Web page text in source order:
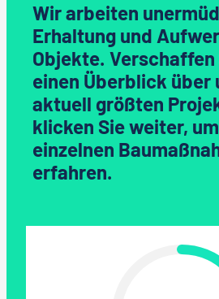
Wir arbeiten
Erhaltung und
Objekte. Verschaffen
einen Überblick über
aktuell größten P
klicken Sie weiter,
einzelnen
erfahren.